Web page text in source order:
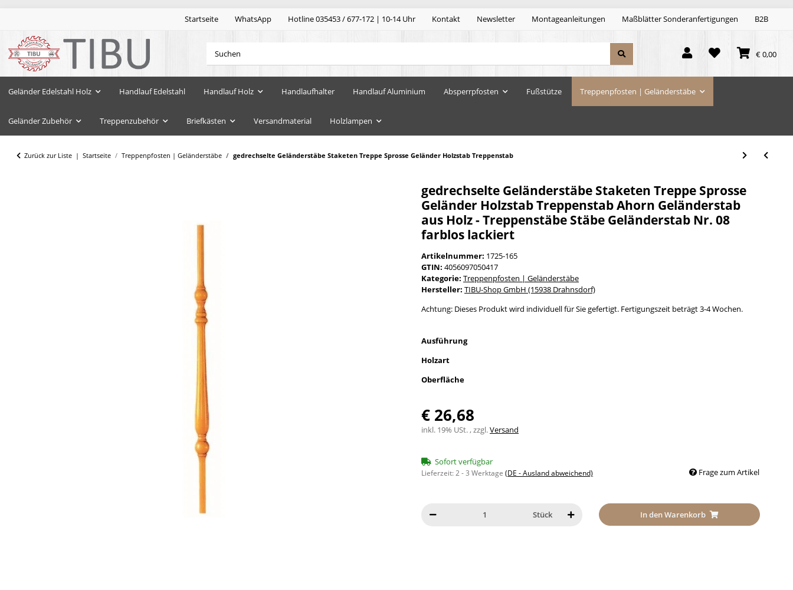
Startseite WhatsApp Hotline 035453 / 677-172 | 10-14 Uhr Kontakt Newsletter Montageanleitungen Maßblätter Sonderanfertigungen B2B
€ 0,00
Geländer Edelstahl Holz Handlauf Edelstahl Handlauf Holz Handlaufhalter Handlauf Aluminium Absperrpfosten Fußstütze Treppenpfosten | Geländerstäbe
Geländer Zubehör Treppenzubehör Briefkästen Versandmaterial Holzlampen
Zurück zur Liste Startseite Treppenpfosten | Geländerstäbe gedrechselte Geländerstäbe Staketen Treppe Sprosse Geländer Holzstab Treppenstab
gedrechselte Geländerstäbe Staketen Treppe Sprosse
Geländer Holzstab Treppenstab Ahorn Geländerstab
aus Holz - Treppenstäbe Stäbe Geländerstab Nr. 08
farblos lackiert
Artikelnummer: 1725-165
GTIN: 4056097050417
Kategorie: Treppenpfosten | Geländerstäbe
Hersteller: TIBU-Shop GmbH (15938 Drahnsdorf)
Achtung: Dieses Produkt wird individuell für Sie gefertigt. Fertigungszeit beträgt 3-4 Wochen.
Ausführung
Holzart
Oberfläche
€ 26,68
inkl. 19% USt. , zzgl.Versand
Sofort verfügbar
Lieferzeit:2 - 3 Werktage (DE - Ausland abweichend) Frage zum Artikel
Stück In den Warenkorb